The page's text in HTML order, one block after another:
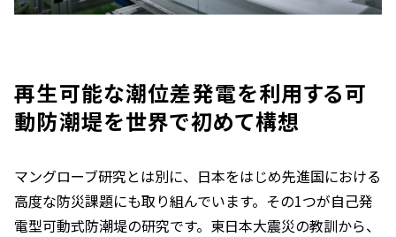
再生可能な潮位差発電を利用する可
動防潮堤を世界で初めて構想
マングローブ研究とは別に、日本をはじめ先進国における
高度な防災課題にも取り組んでいます。その1つが自己発
電型可動式防潮堤の研究です。東日本大震災の教訓から、